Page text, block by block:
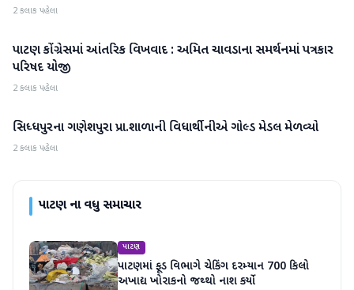
2 કલાક પહેલા
પાટણ
પાટણ કોંગ્રેસમાં આંતરિક વિખવાદ : અમિત ચાવડાના સમર્થનમાં પત્રકાર
પરિષદ યોજી
2 કલાક પહેલા
પાટણ
સિધ્ધપુરના ગણેશપુરા પ્રા.શાળાની વિધાર્થીનીએ ગોલ્ડ મેડલ મેળવ્યો
2 કલાક પહેલા
પાટણના વધુ સમાચાર
પાટણ
પાટણમાં ફૂડ વિભાગે ચેકિંગ દરમ્યાન 700 કિલો
અખાદ્ય ખોરાકનો જથ્થો નાશ કર્યો